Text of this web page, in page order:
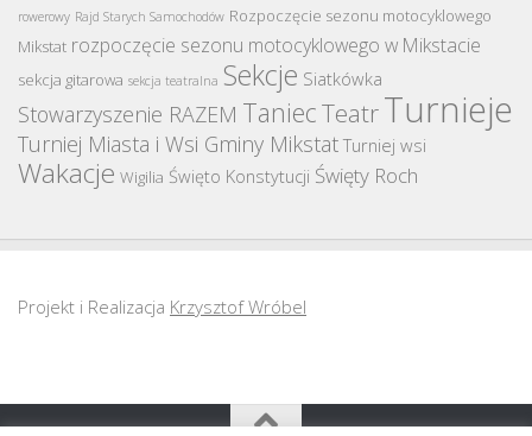
rowerowy Rajd Starych Samochodów Rozpoczęcie sezonu motocyklowego
Mikstat rozpoczęcie sezonu motocyklowego w Mikstacie
sekcja gitarowa sekcja teatralna Sekcje Siatkówka
Stowarzyszenie RAZEM TaniecTeatrTurnieje
Turniej Miasta i Wsi Gminy Mikstat Turniej wsi
Wakacje Wigilia Święto Konstytucji Święty Roch
Projekt i Realizacja Krzysztof Wróbel